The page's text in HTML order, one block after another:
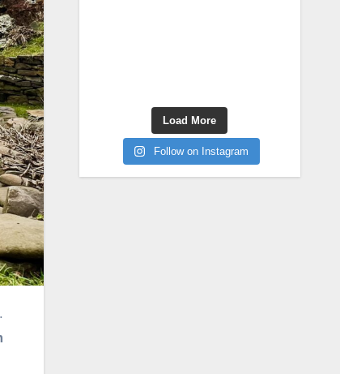
.
Load More
Follow on Instagram